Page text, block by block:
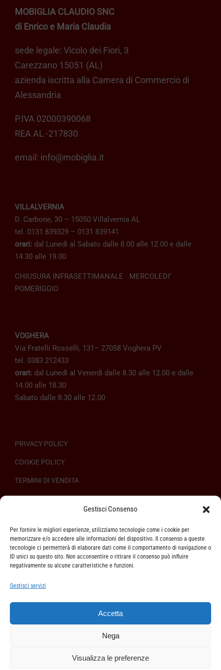
Gestisci Consenso
Per fornire le migliori esperienze, utilizziamo tecnologie come i cookie per
memorizzare e/o accedere alle informazioni del dispositivo. Il consenso a queste
tecnologie ci permetterà di elaborare dati come il comportamento di navigazione o
ID unici su questo sito. Non acconsentire o ritirare il consenso può influire
negativamente su alcune caratteristiche e funzioni.
Gestisci servizi
Accetta
Nega
Visualizza le preferenze
MOBIGLIA CLAUDIO SNC
di Enrico e Maria Claudia
sede legale: Vicolo dei Fiori, 3
Carezzano 15051 (AL)
azienda iscritta alla Camera di Commercio di
Alessandria
P.IVA 02000390068
REA AL -217830
email: info@mobiglia.it
VILLALVERNIA
D. Carbone, 30 – 15050 Villalvernia AL
tel. 0131 839329 – 0131 839141
orari: dal Lunedì al Sabato dalle 8.00 alle 12.00 e dalle
14.30 alle 19.00
CHIUSURA INFRASETTIMANALE : MERCOLEDI’
POMERIGGIO
VOGHERA
Via Fratelli Rosselli, 131– 27058 Voghera PV
tel. 0383 212433
orari: dal Lunedì al Venerdì dalle 8.30 alle 12.00 e dalle
14.00 alle 18.30
Sabato dalle 8.30 alle 12.00
PRIVACY POLICY
COOKIE POLICY
TERMINI DI VENDITA
ASSISTENZA CLIENTI
SPEDIZIONI